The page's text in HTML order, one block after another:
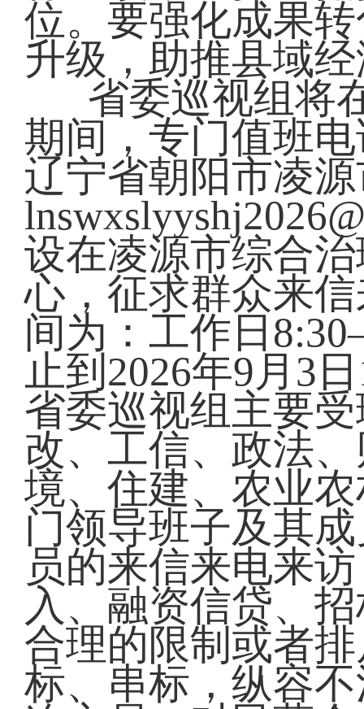
位。要强化成果
升级，助推县域
省委巡视组将
期间，专门值班
辽宁省朝阳市凌
设在凌源市综合
心，征求群众来
间为：工作日
止到2026年9月3
省委巡视组主要
改、工信、政法
境、住建、农业
门领导班子及其
员的来信来电来
入、融资信贷、
合理的限制或者
标、串标，纵容